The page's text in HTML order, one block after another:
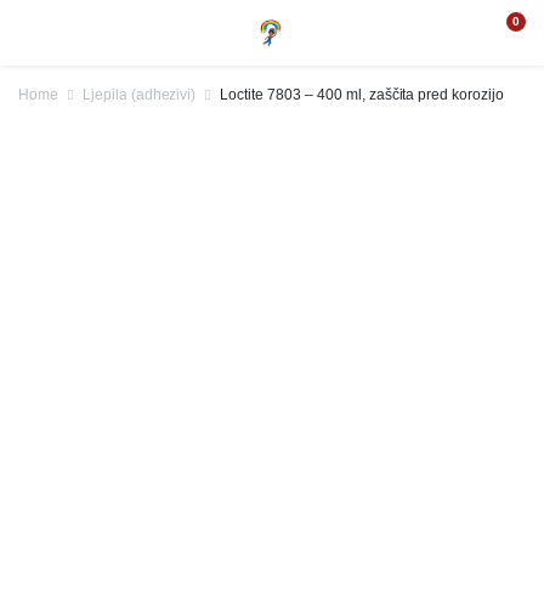
0
Home Ljepila (adhezivi) Loctite 7803 – 400 ml, zaščita pred korozijo